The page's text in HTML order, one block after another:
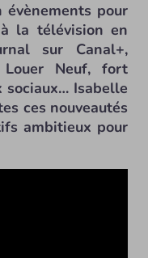
évènements pour
la télévision en
sur Canal+,
Louer Neuf, fort
sociaux… Isabelle
ces nouveautés
ambitieux pour